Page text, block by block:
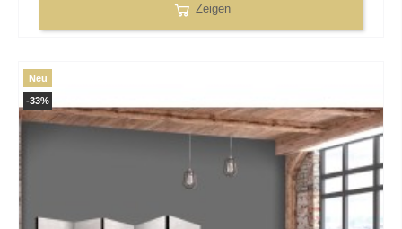
Zeigen
-33%
Neu